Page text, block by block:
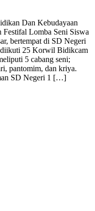
Dan Kebudayaan
Festifal Lomba Seni Siswa
bertempat di SD Negeri
diikuti 25 Korwil Bidikcam
5 cabang seni;
pantomim, dan kriya.
SD Negeri 1 […]